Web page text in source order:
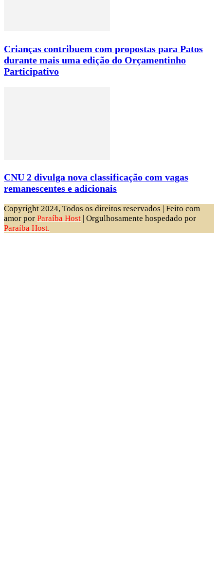
Crianças contribuem com propostas para Patos
durante mais uma edição do Orçamentinho
Participativo
CNU 2 divulga nova classificação com vagas
remanescentes e adicionais
Copyright 2024, Todos os direitos reservados | Feito com
amor por Paraíba Host | Orgulhosamente hospedado por
Paraíba Host.